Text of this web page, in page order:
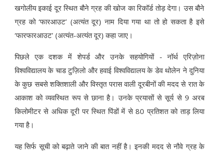
खगोलीय इकाई दूर स्थित बौने ग्रह की खोज का रिकॉर्ड तोड़ देगा। उस बौने
ग्रह को ‘फारआउट’ (अत्यंत दूर) नाम दिया गया था तो हो सकता है इसे
‘फारफारआउट’ (अत्यंत-अत्यंत दूर) कहा जाए।
पिछले एक दशक में शेपर्ड और उनके सहयोगियों - नॉर्थ एरिज़ोना
विश्वविद्यालय के चाड टुज़िलो और हवाई विश्वविद्यालय के डेव थोलेन ने दुनिया
के कुछ सबसे शक्तिशाली और विस्तृत परास वाली दूरबीनों की मदद से रात के
आकाश को व्यवस्थित रूप से छाना है। उनके प्रयासों से सूर्य से 9 अरब
किलोमीटर से अधिक दूरी पर स्थित पिंडों में से 80 प्रतिशत को ताड़ लिया
गया है।
यह सिर्फ सूची को बढ़ाते जाने की बात नहीं है। इनकी मदद से नौवे ग्रह के